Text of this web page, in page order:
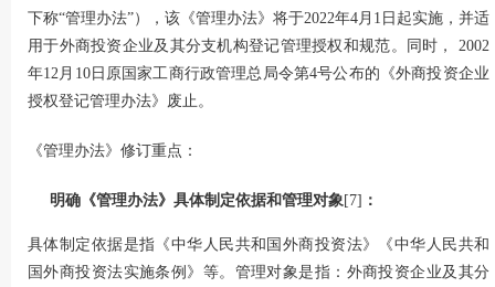
下称“管理办法”），该《管理办法》将于2022年4月1日起实施，并适
用于外商投资企业及其分支机构登记管理授权和规范。同时， 2002
年12月10日原国家工商行政管理总局令第4号公布的《外商投资企业
授权登记管理办法》废止。
《管理办法》修订重点：
明确《管理办法》具体制定依据和管理对象[7] ：
具体制定依据是指《中华人民共和国外商投资法》《中华人民共和
国外商投资法实施条例》等。管理对象是指：外商投资企业及其分